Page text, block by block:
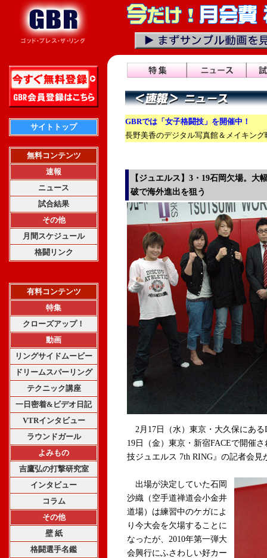
サイトトップ
無料コンテンツ
速報
ニュース
試合結果
その他
月間スケジュール
格闘リンク
有料コンテンツ
特集
クローズアップ！
動画
リングサイドムービー
ドリームスパーリング
テクニック講座
一日密着&ビデオ日記
VTRインタビュー
ラウンドガール
よみもの
吉鷹弘の打撃研究室
インタビュー
コラム
その他
壁 紙
格闘選手名鑑
GBRでは「女子格闘技」を開催中！
長野美香のデジタル写真館＆メイキン
【ジュエルス】3・19石岡欠場。
破で海外進出を狙う
2月17日（水）東京・大久保にある
19日（金）東京・新宿FACEで開催
技ジュエルス 7th RING』の記者会
出場が決定していた石岡
沙織（空手道禅道会小金井
道場）は練習中のケガによ
り今大会を欠場することに
なったが、2010年第一弾大
会興行にふさわしい好カー